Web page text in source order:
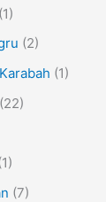
(2)
(1)
(7)